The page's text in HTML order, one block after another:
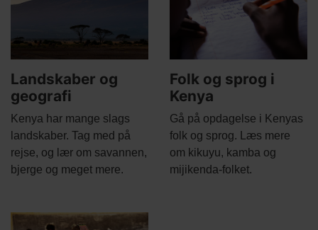
Landskaber og
geografi
Body
Kenya har mange slags
landskaber. Tag med på
rejse, og lær om savannen,
bjerge og meget mere.
Folk og sprog i
Kenya
Body
Gå på opdagelse i Kenyas
folk og sprog. Læs mere
om kikuyu, kamba og
mijikenda-folket.